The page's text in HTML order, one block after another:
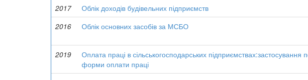
2017
Облік доходів будівельних підприємств
2016
Облік основних засобів за МСБО
2019
Оплата праці в сільськогосподарських підприємствах:застосування
форми оплати праці